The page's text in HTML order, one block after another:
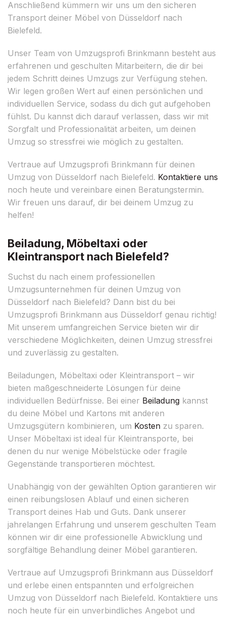
Anschließend kümmern wir uns um den sicheren
Transport deiner Möbel von Düsseldorf nach
Bielefeld.
Unser Team von Umzugsprofi Brinkmann besteht aus
erfahrenen und geschulten Mitarbeitern, die dir bei
jedem Schritt deines Umzugs zur Verfügung stehen.
Wir legen großen Wert auf einen persönlichen und
individuellen Service, sodass du dich gut aufgehoben
fühlst. Du kannst dich darauf verlassen, dass wir mit
Sorgfalt und Professionalität arbeiten, um deinen
Umzug so stressfrei wie möglich zu gestalten.
Vertraue auf Umzugsprofi Brinkmann für deinen
Umzug von Düsseldorf nach Bielefeld. Kontaktiere uns
noch heute und vereinbare einen Beratungstermin.
Wir freuen uns darauf, dir bei deinem Umzug zu
helfen!
Beiladung, Möbeltaxi oder
Kleintransport nach Bielefeld?
Suchst du nach einem professionellen
Umzugsunternehmen für deinen Umzug von
Düsseldorf nach Bielefeld? Dann bist du bei
Umzugsprofi Brinkmann aus Düsseldorf genau richtig!
Mit unserem umfangreichen Service bieten wir dir
verschiedene Möglichkeiten, deinen Umzug stressfrei
und zuverlässig zu gestalten.
Beiladungen, Möbeltaxi oder Kleintransport – wir
bieten maßgeschneiderte Lösungen für deine
individuellen Bedürfnisse. Bei einer Beiladung kannst
du deine Möbel und Kartons mit anderen
Umzugsgütern kombinieren, um Kosten zu sparen.
Unser Möbeltaxi ist ideal für Kleintransporte, bei
denen du nur wenige Möbelstücke oder fragile
Gegenstände transportieren möchtest.
Unabhängig von der gewählten Option garantieren wir
einen reibungslosen Ablauf und einen sicheren
Transport deines Hab und Guts. Dank unserer
jahrelangen Erfahrung und unserem geschulten Team
können wir dir eine professionelle Abwicklung und
sorgfältige Behandlung deiner Möbel garantieren.
Vertraue auf Umzugsprofi Brinkmann aus Düsseldorf
und erlebe einen entspannten und erfolgreichen
Umzug von Düsseldorf nach Bielefeld. Kontaktiere uns
noch heute für ein unverbindliches Angebot und